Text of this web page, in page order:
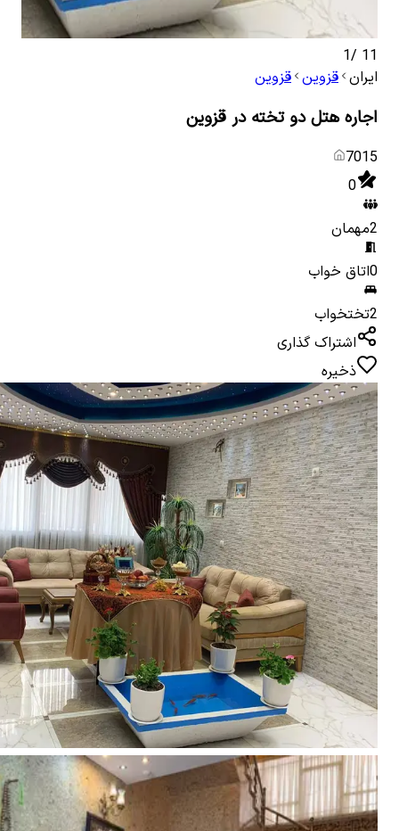
11
/
1
ایران قزوین قزوین
اجاره هتل دو تخته در قزوین
7015
0
2مهمان
0اتاق خواب
2تختخواب
اشتراک گذاری
ذخیره